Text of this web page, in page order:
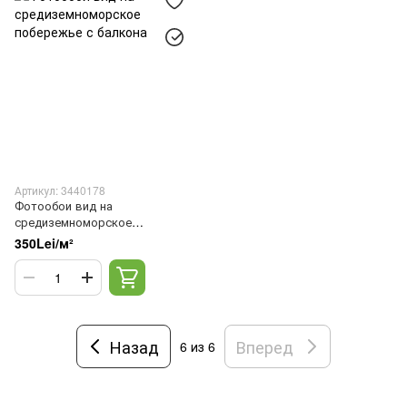
Артикул: 3440178
Фотообои вид на
средиземноморское
побережье с балкона
350Lei/м²
Назад 6 из 6 Вперед